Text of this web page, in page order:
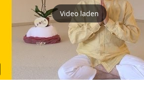
Video laden